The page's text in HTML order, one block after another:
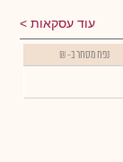
עוד עסקאות
נפח מסחר ב- ₪